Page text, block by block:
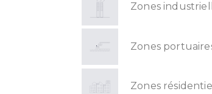
Zones
Zones
Zones